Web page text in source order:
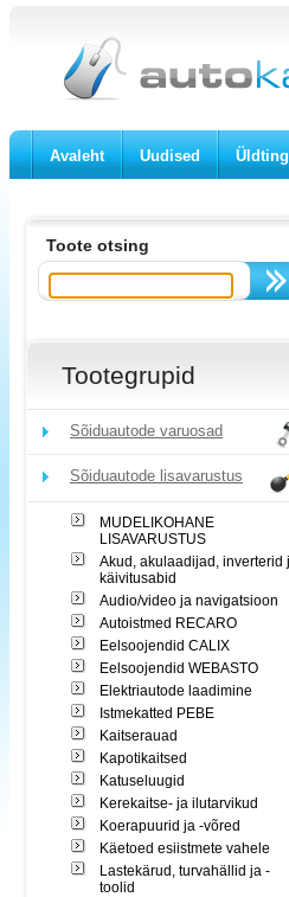
Avaleht Uudised
Toote otsing
Tootegrupid
Sõiduautode varuosad
Sõiduautode lisavarustus
MUDELIKOHANE
LISAVARUSTUS
Akud, akulaadijad, inverterid
käivitusabid
Audio/video ja navigatsioon
Autoistmed RECARO
Eelsoojendid CALIX
Eelsoojendid WEBASTO
Elektriautode laadimine
Istmekatted PEBE
Kaitserauad
Kapotikaitsed
Katuseluugid
Kerekaitse- ja ilutarvikud
Koerapuurid ja -võred
Käetoed esiistmete vahele
Lastekärud, turvahällid ja -
toolid